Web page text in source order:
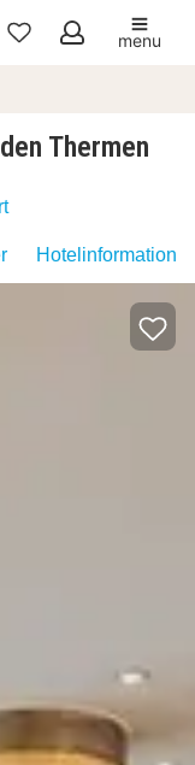
Mine
menu
Thermen
Hotelinformation